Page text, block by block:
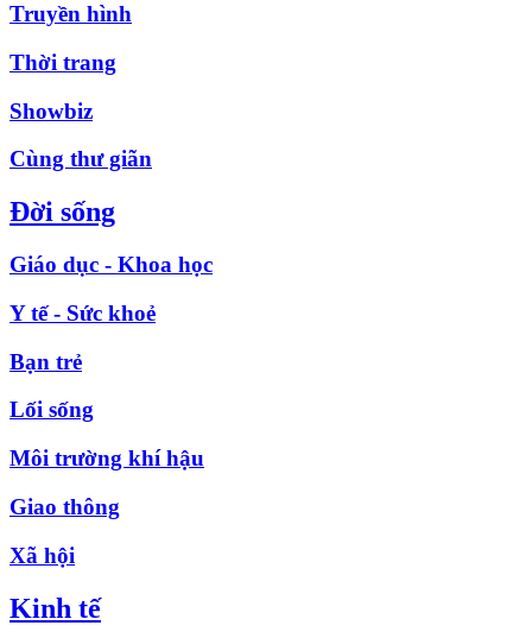
Truyền hình
Thời trang
Showbiz
Cùng thư giãn
Đời sống
Giáo dục - Khoa học
Y tế - Sức khoẻ
Bạn trẻ
Lối sống
Môi trường khí hậu
Giao thông
Xã hội
Kinh tế